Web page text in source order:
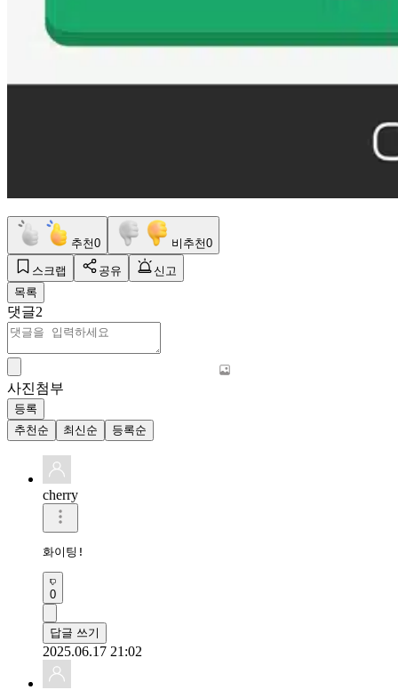
추천0 비추천0
스크랩 공유
신고
목록
댓글2
사진첨부
등록
추천순
최신순 등록순
cherry
화이팅!
0
답글 쓰기
2025.06.17 21:02